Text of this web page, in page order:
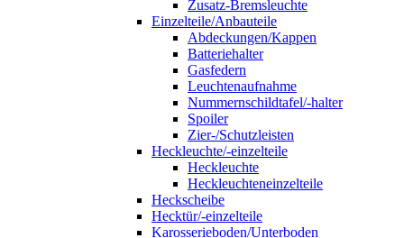
Zusatz-Bremsleuchte
Einzelteile/Anbauteile
Abdeckungen/Kappen
Batteriehalter
Gasfedern
Leuchtenaufnahme
Nummernschildtafel/-halter
Spoiler
Zier-/Schutzleisten
Heckleuchte/-einzelteile
Heckleuchte
Heckleuchteneinzelteile
Heckscheibe
Hecktür/-einzelteile
Karosserieboden/Unterboden